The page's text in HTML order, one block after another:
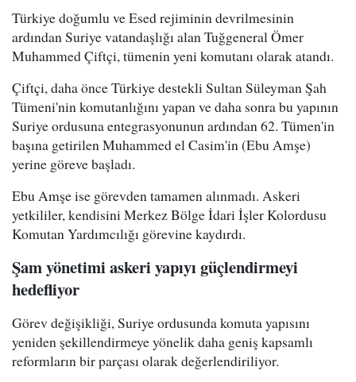
Türkiye doğumlu ve Esed rejiminin devrilmesinin
ardından Suriye vatandaşlığı alan Tuğgeneral Ömer
Muhammed Çiftçi, tümenin yeni komutanı olarak atandı.
Çiftçi, daha önce Türkiye destekli Sultan Süleyman Şah
Tümeni'nin komutanlığını yapan ve daha sonra bu yapının
Suriye ordusuna entegrasyonunun ardından 62. Tümen'in
başına getirilen Muhammed el Casim'in (Ebu Amşe)
yerine göreve başladı.
Ebu Amşe ise görevden tamamen alınmadı. Askeri
yetkililer, kendisini Merkez Bölge İdari İşler Kolordusu
Komutan Yardımcılığı görevine kaydırdı.
Şam yönetimi askeri yapıyı güçlendirmeyi
hedefliyor
Görev değişikliği, Suriye ordusunda komuta yapısını
yeniden şekillendirmeye yönelik daha geniş kapsamlı
reformların bir parçası olarak değerlendiriliyor.